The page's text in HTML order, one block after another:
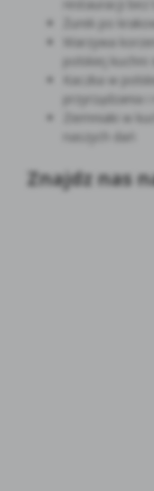
restauracji bez
Żurek po
Warzywa
polskiej kuchni
Kaczka w
przyrządzania i
Ziemniaki w
naszych dań
Znajdz nas